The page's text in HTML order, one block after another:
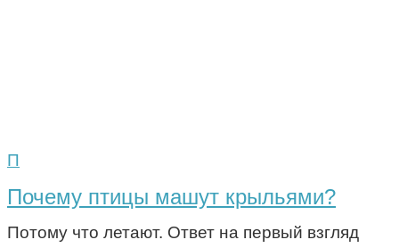
П
Почему птицы машут крыльями?
Потому что летают. Ответ на первый взгляд